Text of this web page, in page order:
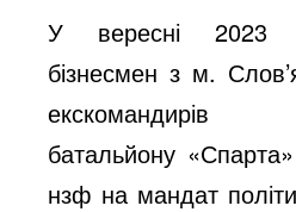
У вересні 2023
бізнесмен з м.
екскомандирів
батальйону «Спарта»
нзф на мандат